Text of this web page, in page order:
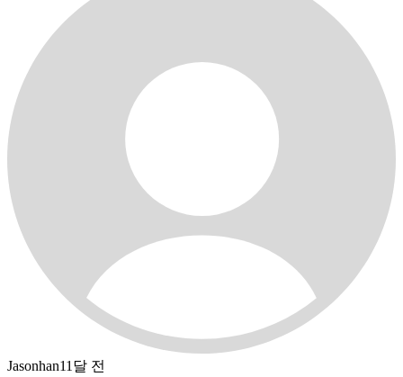
Jasonhan11달 전